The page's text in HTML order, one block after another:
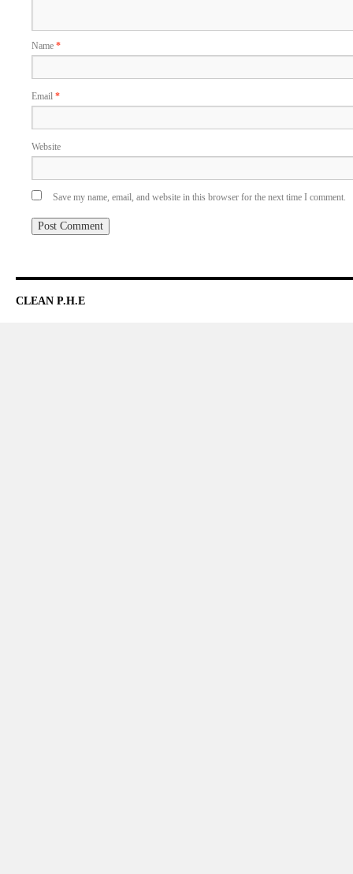
Name *
Email *
Website
Save my name, email, and website in this browser for the next time I comment.
CLEAN P.H.E